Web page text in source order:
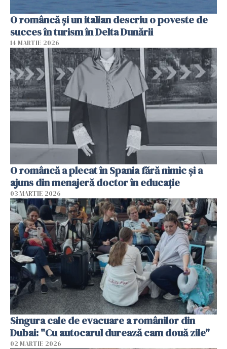
O româncă și un italian descriu o poveste de
succes în turism în Delta Dunării
14 MARTIE 2026
O româncă a plecat în Spania fără nimic și a
ajuns din menajeră doctor în educație
03 MARTIE 2026
Singura cale de evacuare a românilor din
Dubai: "Cu autocarul durează cam două zile"
02 MARTIE 2026